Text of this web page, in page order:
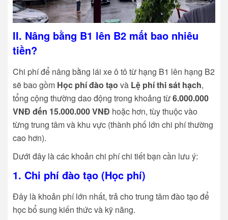
II. Nâng bằng B1 lên B2 mất bao nhiêu
tiền?
Chi phí để nâng bằng lái xe ô tô từ hạng B1 lên hạng B2
sẽ bao gồm Học phí đào tạo và Lệ phí thi sát hạch,
tổng cộng thường dao động trong khoảng từ6.000.000
VNĐ đến 15.000.000 VNĐ hoặc hơn, tùy thuộc vào
từng trung tâm và khu vực (thành phố lớn chi phí thường
cao hơn).
Dưới đây là các khoản chi phí chi tiết bạn cần lưu ý:
1. Chi phí đào tạo (Học phí)
Đây là khoản phí lớn nhất, trả cho trung tâm đào tạo để
học bổ sung kiến thức và kỹ năng.